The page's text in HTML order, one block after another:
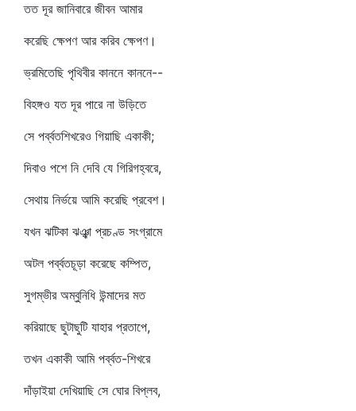
তত দূর জানিবারে জীবন আমার
করেছি ক্ষেপণ আর করিব ক্ষেপণ।
ভ্রমিতেছি পৃথিবীর কাননে কাননে--
বিহঙ্গও যত দূর পারে না উড়িতে
সে পর্ব্বতশিখরেও গিয়াছি একাকী;
দিবাও পশে নি দেবি যে গিরিগহ্বরে,
সেথায় নির্ভয়ে আমি করেছি প্রবেশ।
যখন ঝটিকা ঝঞ্ঝা প্রচণ্ড সংগ্রামে
অটল পর্ব্বতচূড়া করেছে কম্পিত,
সুগম্ভীর অম্বুনিধি উন্মাদের মত
করিয়াছে ছুটাছুটি যাহার প্রতাপে,
তখন একাকী আমি পর্ব্বত-শিখরে
দাঁড়াইয়া দেখিয়াছি সে ঘোর বিপ্লব,